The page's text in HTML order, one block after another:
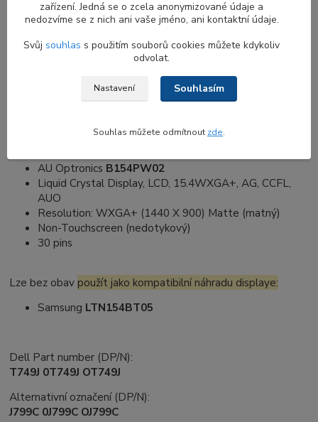
Nabízímeposlední kusy nepoužitých displejůze
skladových zásob. Po jejichvyprodáníužnebude možné
prosím nezasílejte dotazy a žádosti
týkající se dostupnosti jiných typů displejů– v nabídce je
pouze to, co je aktuálně uvedeno v e-shopu.
AU Optronics B154PW02
Liquid Crystal Display, LCD, 15.4WXGA+, AG, CCFL,
AUO
Resolution: WXGA+ (1440 X 900) Matte (matný)
Non-Touchscreen (nedotykový)
30 pins
Lze bez obav použít jako kompatibilní náhradu displaye:
Samsung LTN154BT05
Dell Part number (DP/N):
T749J 0T749J OT749J
Alternativní označení (DP/N):
J799C 0J799C OJ799C
zařízení. Jedná se o zcela anonymizované údaje a
nedozvíme se z nich ani vaše jméno, ani kontaktní údaje.
Svůj souhlas s použitím souborů cookies můžete kdykoliv
odvolat.
Nastavení Souhlasím
Souhlas můžete odmítnout zde.